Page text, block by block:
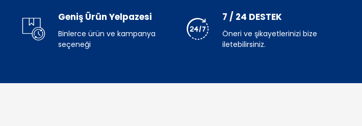
Geniş Ürün Yelpazesi
Binlerce ürün ve kampanya
seçeneği
7 / 24 DESTEK
Öneri ve şikayetlerinizi bize
iletebilirsiniz.